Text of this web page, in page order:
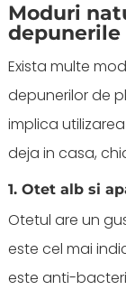
Moduri
Exista multe
depunerilor de
implica
deja in casa,
1. Otet alb si
Otetul are un
este cel mai
este anti-